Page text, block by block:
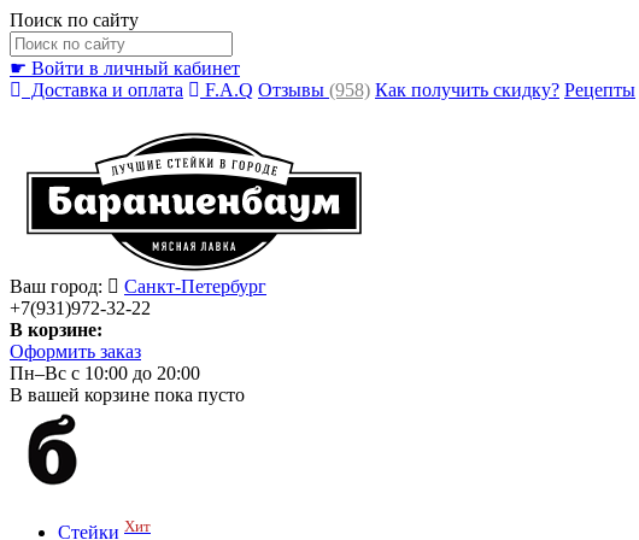
Поиск по сайту
☛ Войти в личный кабинет
Доставка и оплата
F.A.Q Отзывы (958) Как получить скидку? Рецепты
Ваш город:
Санкт-Петербург
+7(931)972-32-22
В корзине:
Оформить заказ
Пн–Вс с 10:00 до 20:00
В вашей корзине пока пусто
Стейки Хит